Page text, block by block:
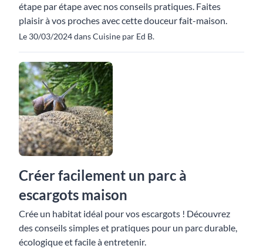
étape par étape avec nos conseils pratiques. Faites
plaisir à vos proches avec cette douceur fait-maison.
Le 30/03/2024 dans Cuisine par Ed B.
Créer facilement un parc à
escargots maison
Crée un habitat idéal pour vos escargots ! Découvrez
des conseils simples et pratiques pour un parc durable,
écologique et facile à entretenir.